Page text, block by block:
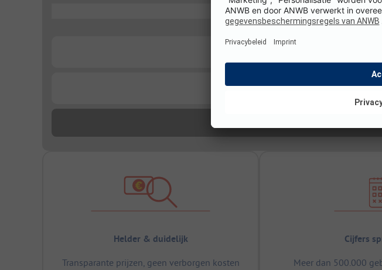
Helder & duidelijk
Transparante prijzen, geen verborgen kosten
Cijfers
Meer dan 500.000